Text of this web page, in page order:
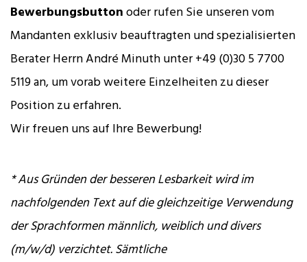
Bewerbungsbuttonoder rufen Sie unseren vom
Mandanten exklusiv beauftragten und spezialisierten
Berater Herrn André Minuth unter +49 (0)30 5 7700
5119 an, um vorab weitere Einzelheiten zu dieser
Position zu erfahren.
Wir freuen uns auf Ihre Bewerbung!
* Aus Gründen der besseren Lesbarkeit wird im
nachfolgenden Text auf die gleichzeitige Verwendung
der Sprachformen männlich, weiblich und divers
(m/w/d) verzichtet. Sämtliche